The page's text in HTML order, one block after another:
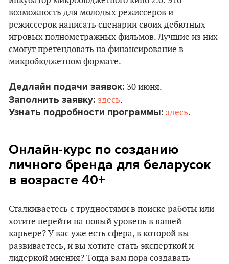
возможность для молодых режиссеров и
режиссерок написать сценарии своих дебютных
игровых полнометражных фильмов. Лучшие из них
смогут претендовать на финансирование в
микробюджетном формате.
Дедлайн подачи заявок: 30 июня.
Заполнить заявку: здесь.
Узнать подробности программы: здесь.
Онлайн-курс по созданию
личного бренда для беларусок
в возрасте 40+
Сталкиваетесь с трудностями в поиске работы или
хотите перейти на новый уровень в вашей
карьере? У вас уже есть сфера, в которой вы
развиваетесь, и вы хотите стать эксперткой и
лидеркой мнения? Тогда вам пора создавать